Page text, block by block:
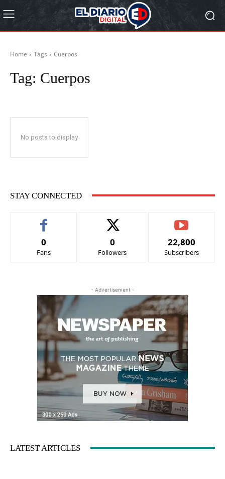
Home Tags Cuerpos
Tag: Cuerpos
No posts to display
STAY CONNECTED
0
Fans
0
Followers
22,800
Subscribers
- Advertisement -
LATEST ARTICLES